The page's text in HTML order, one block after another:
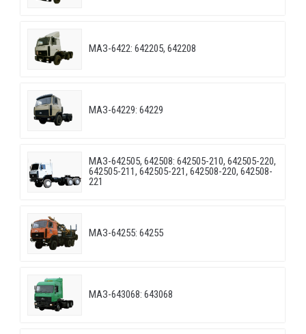
МАЗ-6422: 642205, 642208
МАЗ-64229: 64229
МАЗ-642505, 642508: 642505-210, 642505-220,
642505-211, 642505-221, 642508-220, 642508-
221
МАЗ-64255: 64255
МАЗ-643068: 643068